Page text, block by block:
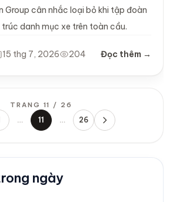
Group cân nhắc loại bỏ khi tập đoàn
danh mục xe trên toàn cầu.
15 thg 7, 2026 204 Đọc thêm →
TRANG 11 / 26
… 11 … 26 Sau
ngày